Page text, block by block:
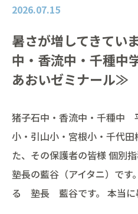
2026.07.15
暑さが増してきてい
中・香流中・千種
あおいゼミナール≫
猪子石中・香流中・千種中
小・引山小・宮根小・千
た、その保護者の皆様 個別
塾長の藍谷（アイタニ）です
る 塾長 藍谷です。 本当に